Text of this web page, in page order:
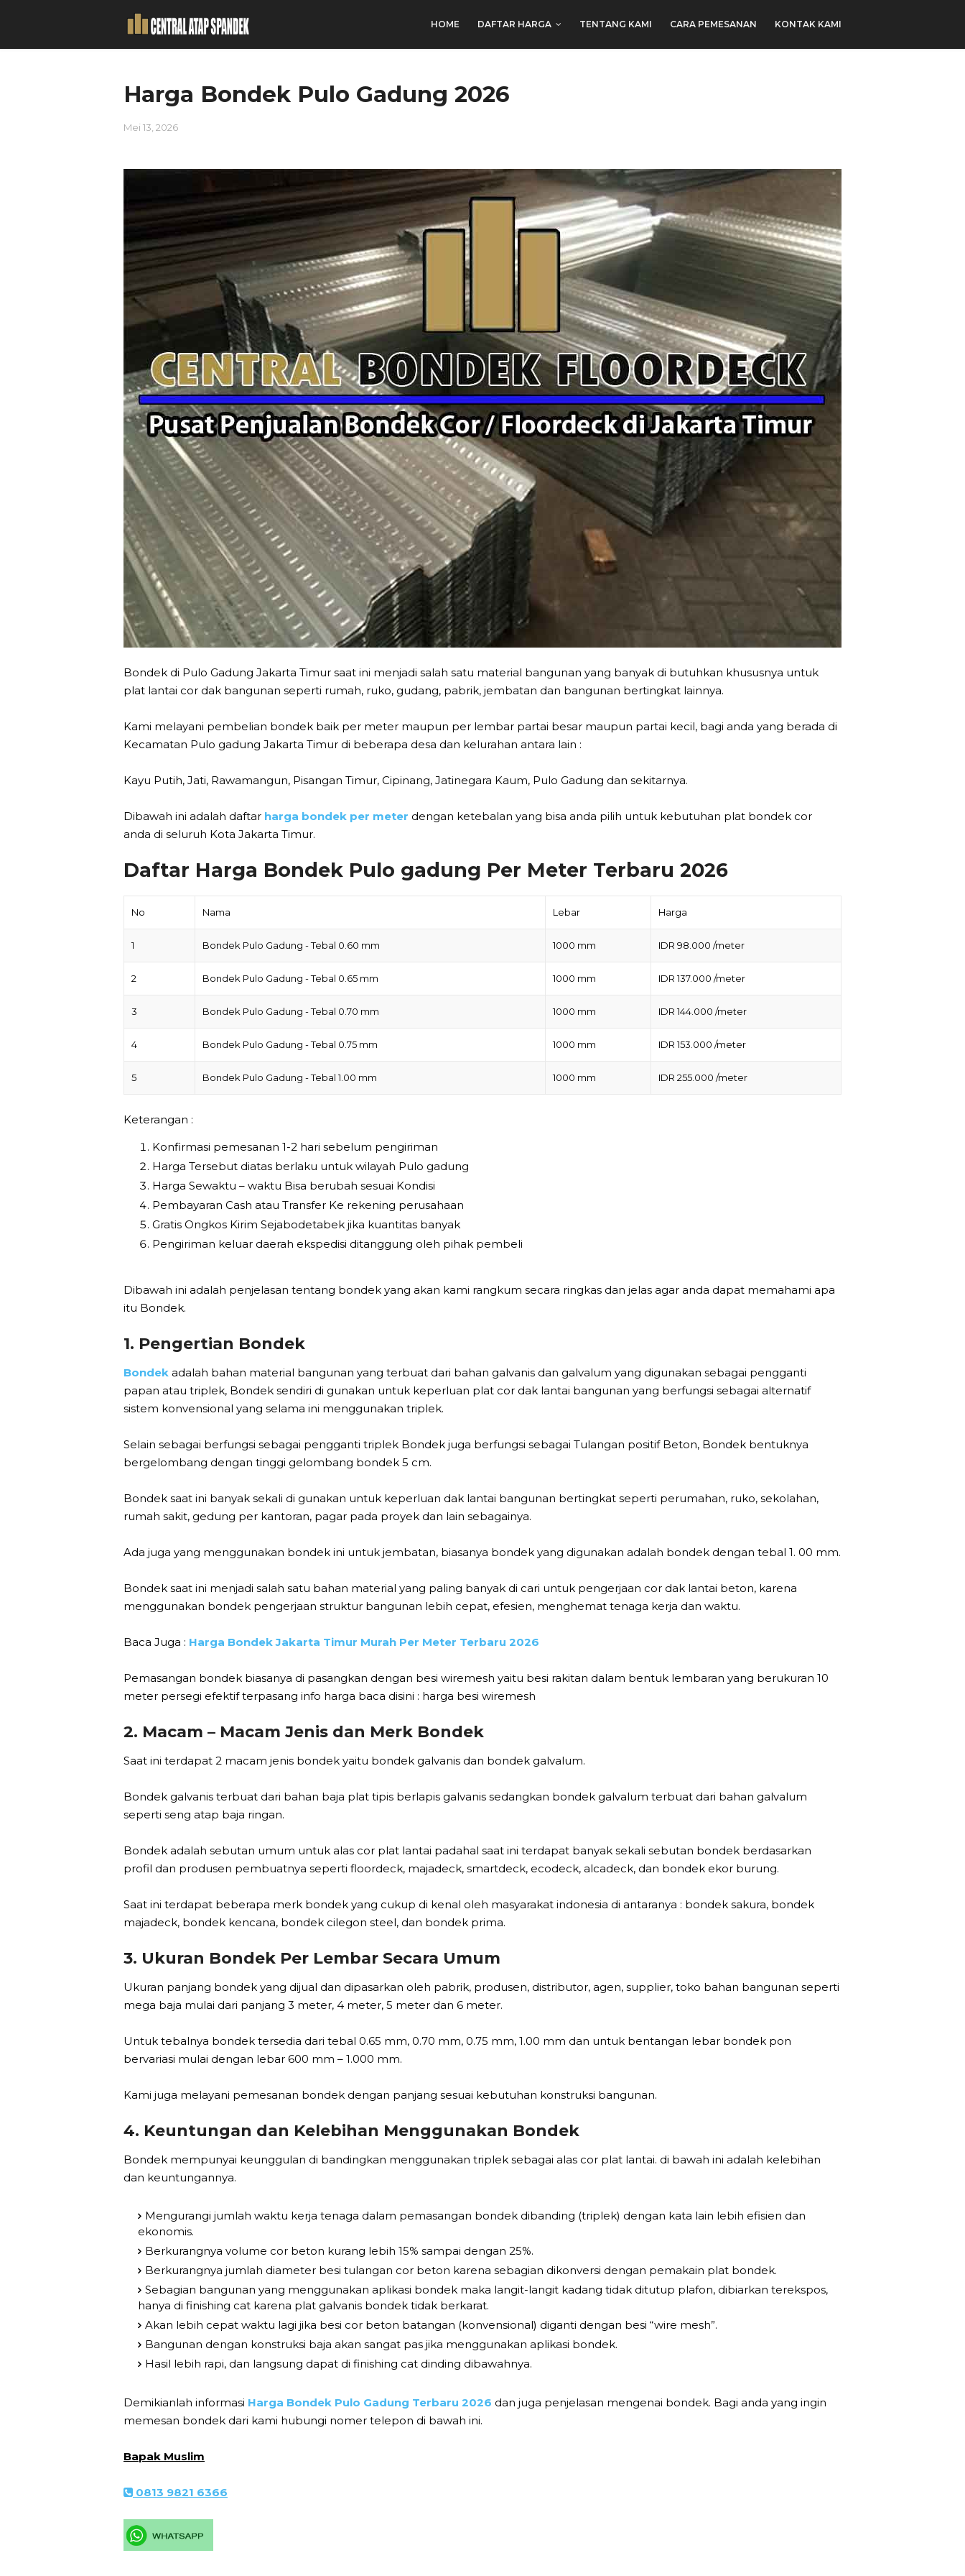
HOME DAFTAR HARGA TENTANG KAMI CARA PEMESANAN KONTAK KAMI
Harga Bondek Pulo Gadung 2026
Mei 13, 2026
Bondek di Pulo Gadung Jakarta Timur saat ini menjadi salah satu material bangunan yang banyak di butuhkan khususnya untuk
plat lantai cor dak bangunan seperti rumah, ruko, gudang, pabrik, jembatan dan bangunan bertingkat lainnya.
Kami melayani pembelian bondek baik per meter maupun per lembar partai besar maupun partai kecil, bagi anda yang berada di
Kecamatan Pulo gadung Jakarta Timur di beberapa desa dan kelurahan antara lain :
Kayu Putih, Jati, Rawamangun, Pisangan Timur, Cipinang, Jatinegara Kaum, Pulo Gadung dan sekitarnya.
Dibawah ini adalah daftar harga bondek per meter dengan ketebalan yang bisa anda pilih untuk kebutuhan plat bondek cor
anda di seluruh Kota Jakarta Timur.
Daftar Harga Bondek Pulo gadung Per Meter Terbaru 2026
No Nama Lebar Harga
1 Bondek Pulo Gadung - Tebal 0.60 mm 1000 mm IDR 98.000 /meter
2 Bondek Pulo Gadung - Tebal 0.65 mm 1000 mm IDR 137.000 /meter
3 Bondek Pulo Gadung - Tebal 0.70 mm 1000 mm IDR 144.000 /meter
4 Bondek Pulo Gadung - Tebal 0.75 mm 1000 mm IDR 153.000 /meter
5 Bondek Pulo Gadung - Tebal 1.00 mm 1000 mm IDR 255.000 /meter
Keterangan :
Konfirmasi pemesanan 1-2 hari sebelum pengiriman
Harga Tersebut diatas berlaku untuk wilayah Pulo gadung
Harga Sewaktu – waktu Bisa berubah sesuai Kondisi
Pembayaran Cash atau Transfer Ke rekening perusahaan
Gratis Ongkos Kirim Sejabodetabek jika kuantitas banyak
Pengiriman keluar daerah ekspedisi ditanggung oleh pihak pembeli
Dibawah ini adalah penjelasan tentang bondek yang akan kami rangkum secara ringkas dan jelas agar anda dapat memahami apa
itu Bondek.
1. Pengertian Bondek
Bondek adalah bahan material bangunan yang terbuat dari bahan galvanis dan galvalum yang digunakan sebagai pengganti
papan atau triplek, Bondek sendiri di gunakan untuk keperluan plat cor dak lantai bangunan yang berfungsi sebagai alternatif
sistem konvensional yang selama ini menggunakan triplek.
Selain sebagai berfungsi sebagai pengganti triplek Bondek juga berfungsi sebagai Tulangan positif Beton, Bondek bentuknya
bergelombang dengan tinggi gelombang bondek 5 cm.
Bondek saat ini banyak sekali di gunakan untuk keperluan dak lantai bangunan bertingkat seperti perumahan, ruko, sekolahan,
rumah sakit, gedung per kantoran, pagar pada proyek dan lain sebagainya.
Ada juga yang menggunakan bondek ini untuk jembatan, biasanya bondek yang digunakan adalah bondek dengan tebal 1. 00 mm.
Bondek saat ini menjadi salah satu bahan material yang paling banyak di cari untuk pengerjaan cor dak lantai beton, karena
menggunakan bondek pengerjaan struktur bangunan lebih cepat, efesien, menghemat tenaga kerja dan waktu.
Baca Juga : Harga Bondek Jakarta Timur Murah Per Meter Terbaru 2026
Pemasangan bondek biasanya di pasangkan dengan besi wiremesh yaitu besi rakitan dalam bentuk lembaran yang berukuran 10
meter persegi efektif terpasang info harga baca disini : harga besi wiremesh
2. Macam – Macam Jenis dan Merk Bondek
Saat ini terdapat 2 macam jenis bondek yaitu bondek galvanis dan bondek galvalum.
Bondek galvanis terbuat dari bahan baja plat tipis berlapis galvanis sedangkan bondek galvalum terbuat dari bahan galvalum
seperti seng atap baja ringan.
Bondek adalah sebutan umum untuk alas cor plat lantai padahal saat ini terdapat banyak sekali sebutan bondek berdasarkan
profil dan produsen pembuatnya seperti floordeck, majadeck, smartdeck, ecodeck, alcadeck, dan bondek ekor burung.
Saat ini terdapat beberapa merk bondek yang cukup di kenal oleh masyarakat indonesia di antaranya : bondek sakura, bondek
majadeck, bondek kencana, bondek cilegon steel, dan bondek prima.
3. Ukuran Bondek Per Lembar Secara Umum
Ukuran panjang bondek yang dijual dan dipasarkan oleh pabrik, produsen, distributor, agen, supplier, toko bahan bangunan seperti
mega baja mulai dari panjang 3 meter, 4 meter, 5 meter dan 6 meter.
Untuk tebalnya bondek tersedia dari tebal 0.65 mm, 0.70 mm, 0.75 mm, 1.00 mm dan untuk bentangan lebar bondek pon
bervariasi mulai dengan lebar 600 mm – 1.000 mm.
Kami juga melayani pemesanan bondek dengan panjang sesuai kebutuhan konstruksi bangunan.
4. Keuntungan dan Kelebihan Menggunakan Bondek
Bondek mempunyai keunggulan di bandingkan menggunakan triplek sebagai alas cor plat lantai. di bawah ini adalah kelebihan
dan keuntungannya.
Mengurangi jumlah waktu kerja tenaga dalam pemasangan bondek dibanding (triplek) dengan kata lain lebih efisien dan
ekonomis.
Berkurangnya volume cor beton kurang lebih 15% sampai dengan 25%.
Berkurangnya jumlah diameter besi tulangan cor beton karena sebagian dikonversi dengan pemakain plat bondek.
Sebagian bangunan yang menggunakan aplikasi bondek maka langit-langit kadang tidak ditutup plafon, dibiarkan terekspos,
hanya di finishing cat karena plat galvanis bondek tidak berkarat.
Akan lebih cepat waktu lagi jika besi cor beton batangan (konvensional) diganti dengan besi “wire mesh”.
Bangunan dengan konstruksi baja akan sangat pas jika menggunakan aplikasi bondek.
Hasil lebih rapi, dan langsung dapat di finishing cat dinding dibawahnya.
Demikianlah informasi Harga Bondek Pulo Gadung Terbaru 2026 dan juga penjelasan mengenai bondek. Bagi anda yang ingin
memesan bondek dari kami hubungi nomer telepon di bawah ini.
Bapak Muslim
0813 9821 6366